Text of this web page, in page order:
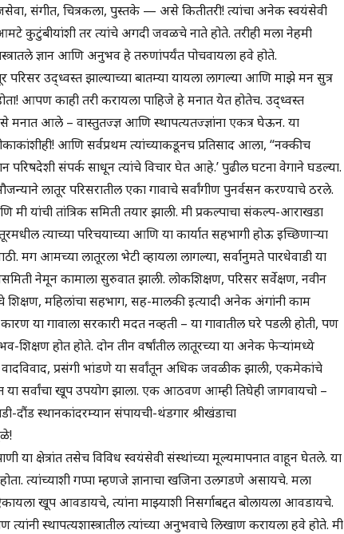
संगीत, चित्रकला, पुस्तके — असे कितीतरी! त्यांचा अनेक स्वयंसेवी
कुटुंबीयांशी तर त्यांचे अगदी जवळचे नाते होते. तरीही मला नेहमी
ज्ञान आणि अनुभव हे तरुणांपर्यंत पोचवायला हवे होते.
उद्ध्वस्त झाल्याच्या बातम्या यायला लागल्या आणि माझे मन सुत्र
आपण काही तरी करायला पाहिजे हे मनात येत होतेच. उद्ध्वस्त
मनात आले – वास्तुतज्ज्ञ आणि स्थापत्यतज्ज्ञांना एकत्र घेऊन. या
आणि सर्वप्रथम त्यांच्याकडूनच प्रतिसाद आला, “नक्कीच
परिषदेशी संपर्क साधून त्यांचे विचार घेत आहे.’ पुढील घटना वेगाने घडल्या.
लातूर परिसरातील एका गावाचे सर्वांगीण पुनर्वसन करण्याचे ठरले.
मी यांची तांत्रिक समिती तयार झाली. मी प्रकल्पाचा संकल्प-आराखडा
त्याच्या परिचयाच्या आणि या कार्यात सहभागी होऊ इच्छिणाऱ्या
मग आमच्या लातूरला भेटी व्हायला लागल्या, सर्वानुमते पारधेवाडी या
नेमून कामाला सुरुवात झाली. लोकशिक्षण, परिसर सर्वेक्षण, नवीन
शिक्षण, महिलांचा सहभाग, सह-मालकी इत्यादी अनेक अंगांनी काम
या गावाला सरकारी मदत नव्हती – या गावातील घरे पडली होती, पण
शिक्षण होत होते. दोन तीन वर्षांतील लातूरच्या या अनेक फेऱ्यांमध्ये
प्रसंगी भांडणे या सर्वांतून अधिक जवळीक झाली, एकमेकांचे
या सर्वांचा खूप उपयोग झाला. एक आठवण आम्ही तिघेही जागवायचो –
दौंड स्थानकांदरम्यान संपायची-थंडगार श्रीखंडाचा
या क्षेत्रांत तसेच विविध स्वयंसेवी संस्थांच्या मूल्यमापनात वाहून घेतले. या
त्यांच्याशी गप्पा म्हणजे ज्ञानाचा खजिना उलगडणे असायचे. मला
खूप आवडायचे, त्यांना माझ्याशी निसर्गाबद्दत बोलायला आवडायचे.
स्थापत्यशास्त्रातील त्यांच्या अनुभवाचे लिखाण करायला हवे होते. मी